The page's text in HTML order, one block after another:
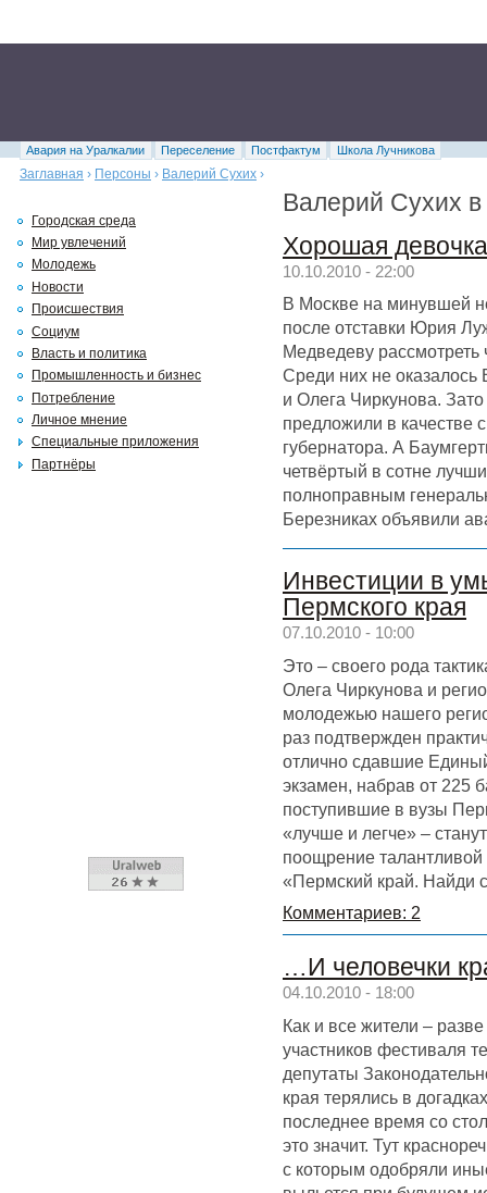
Авария на Уралкалии Переселение Постфактум
Школа Лучникова
Заглавная › Персоны › Валерий Сухих ›
Валерий Сухих в
Хорошая
10.10.2010 - 22:00
В Москве на минувшей
после отставки Юрия
Медведеву рассмотреть
Среди них не
и Олега Чиркунова.
предложили в качестве
губернатора. А
четвёртый в сотне
полноправным
Березниках объявили
Инвестиции в
Пермского края
07.10.2010 - 10:00
Это – своего рода
Олега Чиркунова и
молодежью нашего
раз подтвержден
отлично сдавшие
экзамен, набрав от 225
поступившие в вузы
«лучше и легче» –
поощрение
«Пермский край. Найди
Комментариев: 2
…И человечки
04.10.2010 - 18:00
Как и все жители –
участников фестиваля
депутаты
края терялись в
последнее время со
это значит. Тут
с которым одобряли
Городская среда
Мир увлечений
Молодежь
Новости
Происшествия
Социум
Власть и политика
Промышленность и бизнес
Потребление
Личное мнение
Специальные приложения
Партнёры